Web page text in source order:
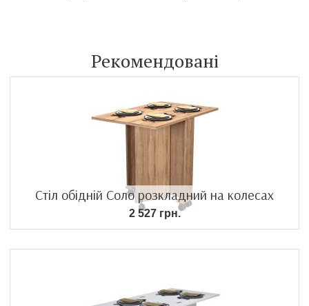
Рекомендовані
Стіл обідній Соло розкладний на колесах
2 527 грн.